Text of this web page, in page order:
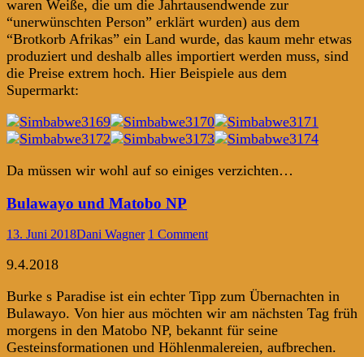
waren Weiße, die um die Jahrtausendwende zur
“unerwünschten Person” erklärt wurden) aus dem
“Brotkorb Afrikas” ein Land wurde, das kaum mehr etwas
produziert und deshalb alles importiert werden muss, sind
die Preise extrem hoch. Hier Beispiele aus dem
Supermarkt:
Da müssen wir wohl auf so einiges verzichten…
Bulawayo und Matobo NP
13. Juni 2018Dani Wagner 1 Comment
9.4.2018
Burke s Paradise ist ein echter Tipp zum Übernachten in
Bulawayo. Von hier aus möchten wir am nächsten Tag früh
morgens in den Matobo NP, bekannt für seine
Gesteinsformationen und Höhlenmalereien, aufbrechen.